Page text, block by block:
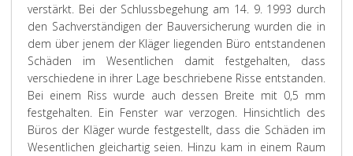
verstärkt. Bei der Schlussbegehung am 14. 9. 1993 durch
den Sachverständigen der Bauversicherung wurden die in
dem über jenem der Kläger liegenden Büro entstandenen
Schäden im Wesentlichen damit festgehalten, dass
verschiedene in ihrer Lage beschriebene Risse entstanden.
Bei einem Riss wurde auch dessen Breite mit 0,5 mm
festgehalten. Ein Fenster war verzogen. Hinsichtlich des
Büros der Kläger wurde festgestellt, dass die Schäden im
Wesentlichen gleichartig seien. Hinzu kam in einem Raum